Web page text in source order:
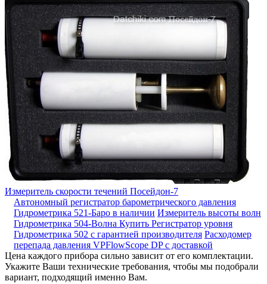
Измеритель скорости течений Посейдон-7
Автономный регистратор барометрического давления
Гидрометрика 521-Баро в наличии Измеритель высоты волн
Гидрометрика 504-Волна Купить Регистратор уровня
Гидрометрика 502 с гарантией производителя Расходомер
перепада давления VPFlowScope DP с доставкой
Цена каждого прибора сильно зависит от его комплектации.
Укажите Ваши технические требования, чтобы мы подобрали
вариант, подходящий именно Вам.